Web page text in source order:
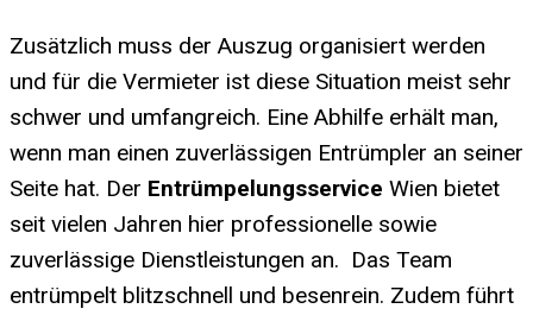
Zusätzlich muss der Auszug organisiert werden
und für die Vermieter ist diese Situation meist sehr
schwer und umfangreich. Eine Abhilfe erhält man,
wenn man einen zuverlässigen Entrümpler an seiner
Seite hat. Der Entrümpelungsservice Wien bietet
seit vielen Jahren hier professionelle sowie
zuverlässige Dienstleistungen an. Das Team
entrümpelt blitzschnell und besenrein. Zudem führt